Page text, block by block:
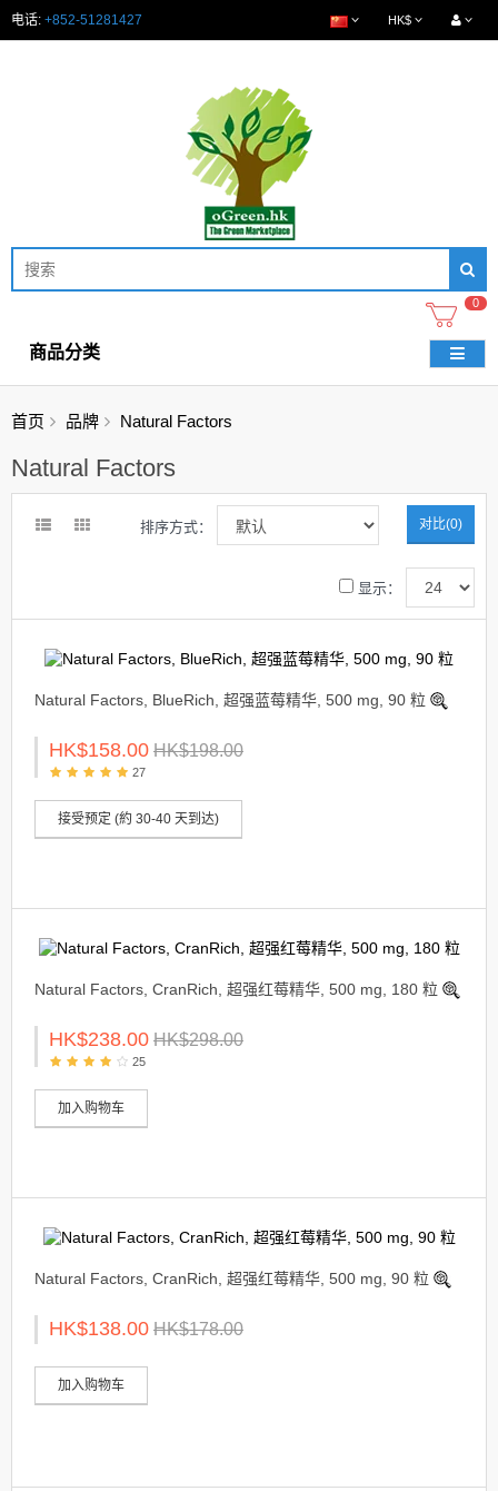
电话: +852-51281427 HK$
0
商品分类
首页 品牌 Natural Factors
Natural Factors
对比(0)
排序方式：
显示：
Natural Factors, BlueRich, 超强蓝莓精华, 500 mg, 90 粒
HK$158.00 HK$198.00
27
接受预定 (約 30-40 天到达)
Natural Factors, CranRich, 超强红莓精华, 500 mg, 180 粒
HK$238.00 HK$298.00
25
加入购物车
Natural Factors, CranRich, 超强红莓精华, 500 mg, 90 粒
HK$138.00 HK$178.00
加入购物车